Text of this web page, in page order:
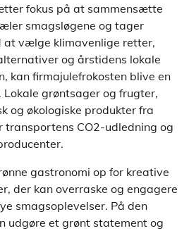
fokus på at sammensætte
smagsløgene og tager
at vælge klimavenlige retter,
og årstidens lokale
kan firmajulefrokosten blive en
grøntsager og frugter,
og økologiske produkter fra
CO2-udledning og
gastronomi op for kreative
der kan overraske og engagere
smagsoplevelser. På den
udgøre et grønt statement og